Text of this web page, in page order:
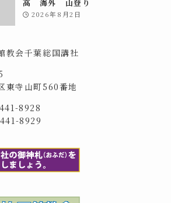
高 海外 山登り
2026年8月2日
教会千葉総国講社
東寺山町560番地
8928
8929